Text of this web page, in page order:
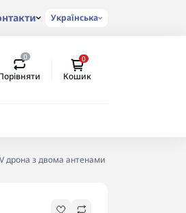
Українська
0 0
Кошик
дрона з двома антенами